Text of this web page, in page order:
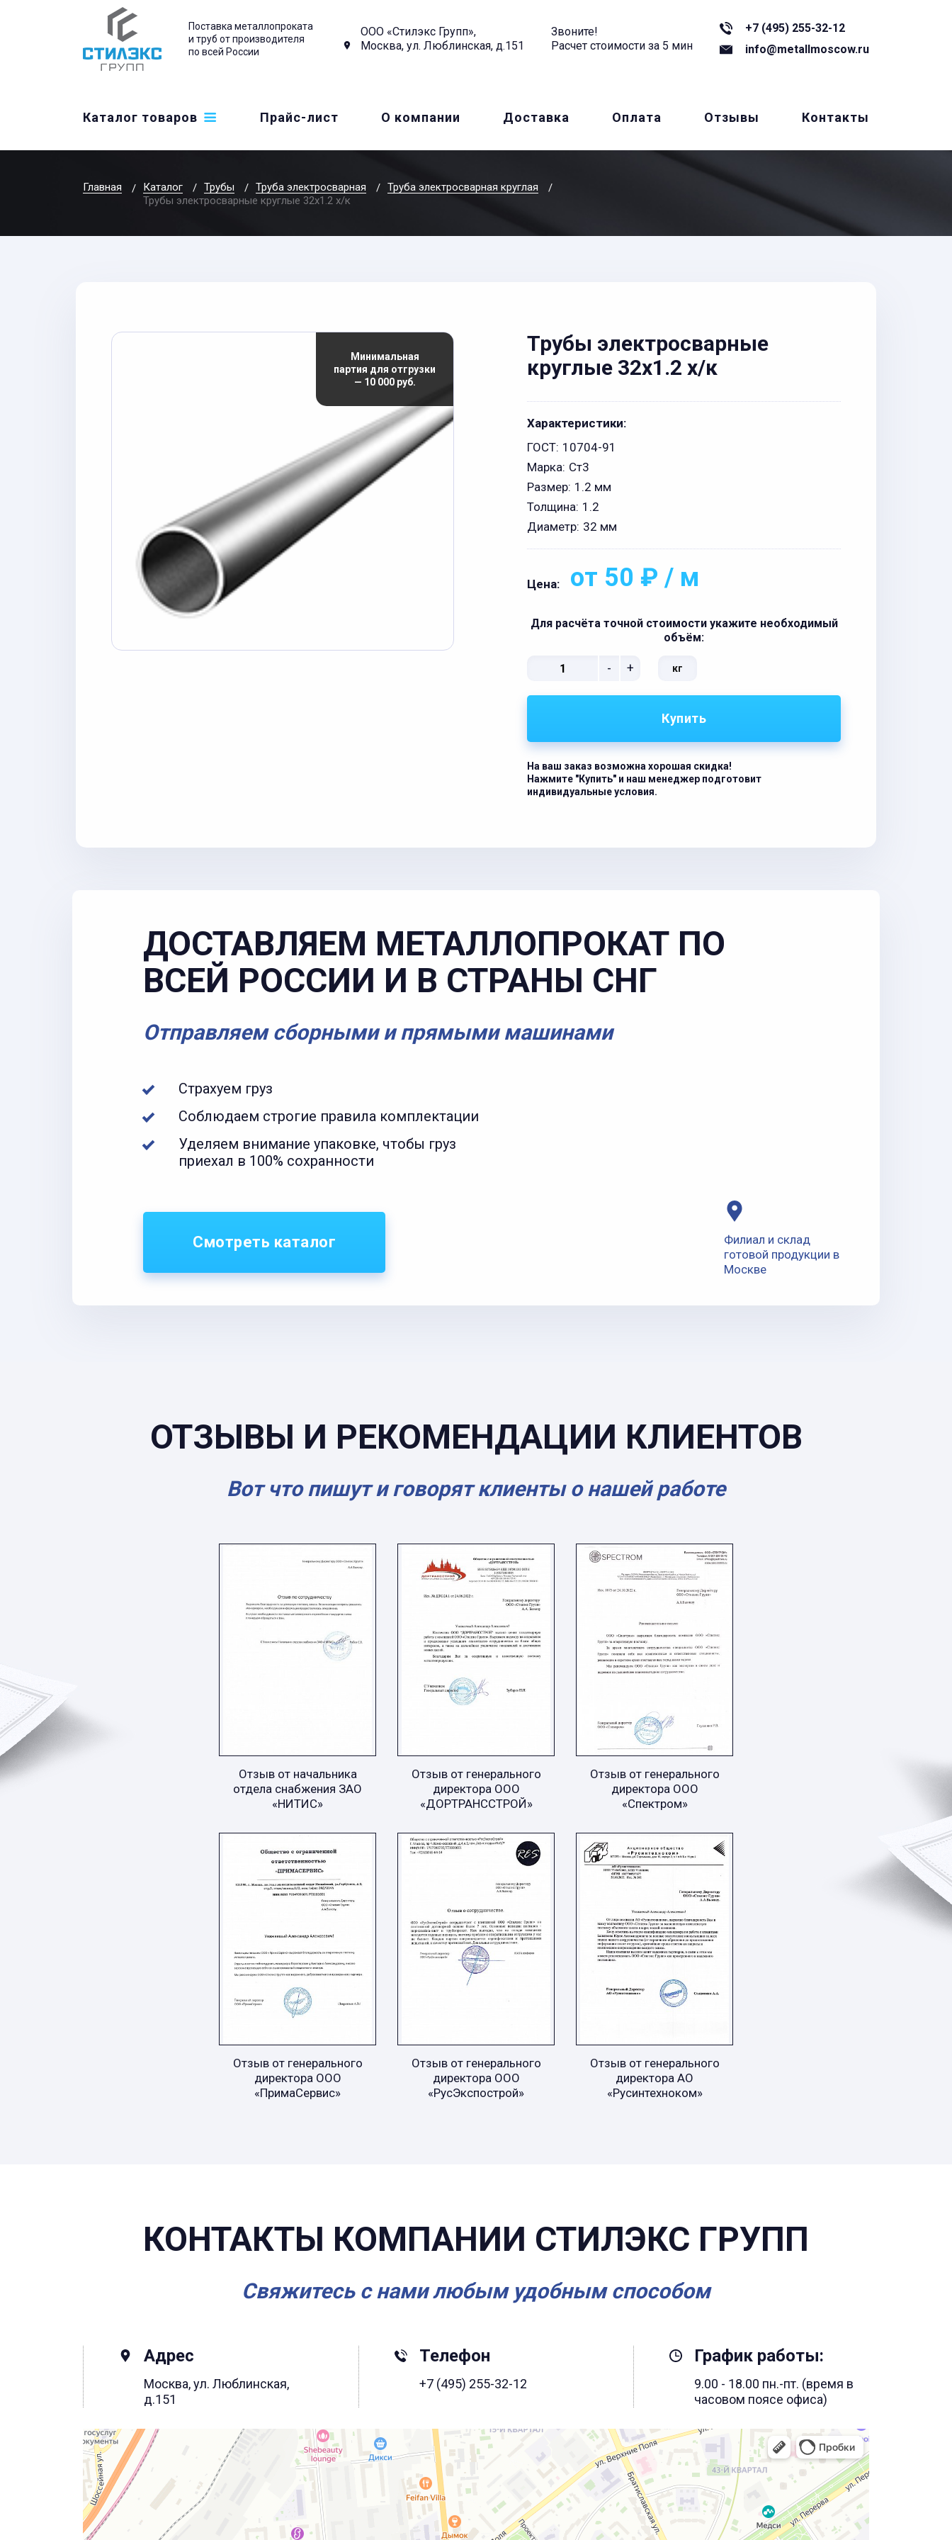
Поставка металлопроката
и труб от производителя
по всей России
ООО «Стилэкс Групп»,
Москва, ул. Люблинская, д.151
Звоните!
Расчет стоимости за 5 мин
+7 (495) 255-32-12
info@metallmoscow.ru
Каталог товаров Прайс-лист О компании Доставка Оплата Отзывы Контакты
Главная Каталог Трубы Труба электросварная
Труба электросварная круглая
Трубы электросварные круглые 32x1.2 х/к
Минимальная
партия для отгрузки
— 10 000 руб.
Трубы электросварные
круглые 32x1.2 х/к
Характеристики:
ГОСТ: 10704-91
Марка: Ст3
Размер: 1.2 мм
Толщина: 1.2
Диаметр: 32 мм
Цена: от 50 ₽ / м
Для расчёта точной стоимости укажите необходимый
объём:
- + кг
Купить
На ваш заказ возможна хорошая скидка!
Нажмите "Купить" и наш менеджер подготовит
индивидуальные условия.
Филиал и склад
готовой продукции в
Москве
ДОСТАВЛЯЕМ МЕТАЛЛОПРОКАТ ПО
ВСЕЙ РОССИИ И В СТРАНЫ СНГ
Отправляем сборными и прямыми машинами
Страхуем груз
Соблюдаем строгие правила комплектации
Уделяем внимание упаковке, чтобы груз
приехал в 100% сохранности
Смотреть каталог
ОТЗЫВЫ И РЕКОМЕНДАЦИИ КЛИЕНТОВ
Вот что пишут и говорят клиенты о нашей работе
Отзыв от начальника
отдела снабжения ЗАО
«НИТИС»
Отзыв от генерального
директора ООО
«ДОРТРАНССТРОЙ»
Отзыв от генерального
директора ООО
«Спектром»
Отзыв от генерального
директора ООО
«ПримаСервис»
Отзыв от генерального
директора ООО
«РусЭкспострой»
Отзыв от генерального
директора АО
«Русинтехноком»
КОНТАКТЫ КОМПАНИИ СТИЛЭКС ГРУПП
Свяжитесь с нами любым удобным способом
Адрес
Москва, ул. Люблинская,
д.151
Телефон
+7 (495) 255-32-12
График работы:
9.00 - 18.00 пн.-пт. (время в
часовом поясе офиса)